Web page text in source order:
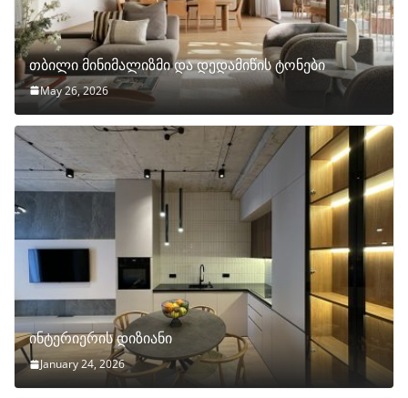
თბილი მინიმალიზმი და დედამიწის ტონები
May 26, 2026
ინტერიერის დიზიანი
January 24, 2026